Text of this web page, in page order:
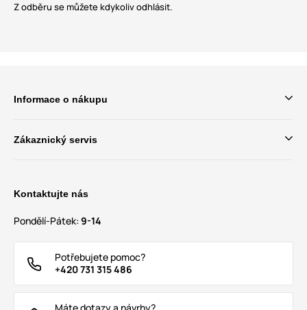
Z odběru se můžete kdykoliv odhlásit.
Informace o nákupu
Zákaznický servis
Kontaktujte nás
Pondělí-Pátek: 9-14
Potřebujete pomoc?
+420 731 315 486